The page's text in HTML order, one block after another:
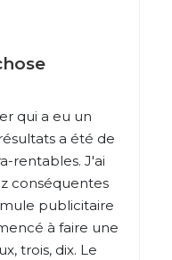
qui a eu un
a été de
rentables. J'ai
conséquentes
publicitaire
à faire une
trois, dix. Le